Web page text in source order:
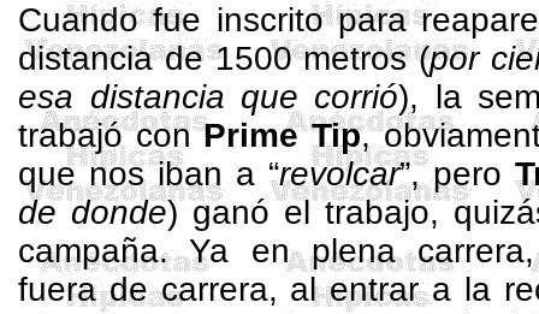
Cuando fue inscrito para
distancia de1500 metros(por
esa distancia que corrió), la
trabajó conPrimeTip,
que nos iban a “revolcar”, pero
de donde) ganó el trabajo,
campaña. Ya en plena
fuera de carrera, al entrar a la